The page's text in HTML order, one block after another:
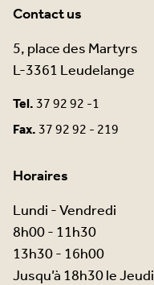
Contact us
5, place des Martyrs
L-3361 Leudelange
Tel.37 92 92 -1
Fax.37 92 92 - 219
Horaires
Lundi - Vendredi
8h00 - 11h30
13h30 - 16h00
Jusqu’à 18h30 le Jeudi